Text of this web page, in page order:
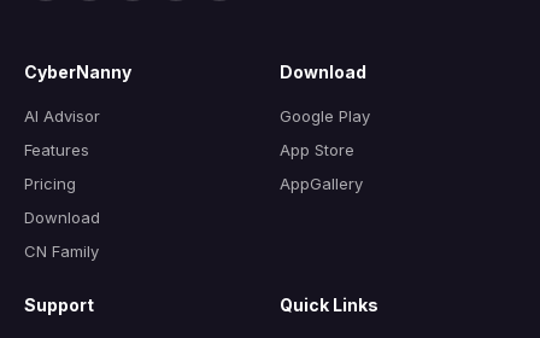
CyberNanny
AI Advisor
Features
Pricing
Download
CN Family
Download
Google Play
App Store
AppGallery
Support Quick Links